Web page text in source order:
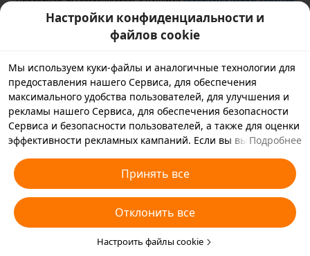
и подтверждаете, что прочитали нашу Политику
конфиденциальности
Настройки конфиденциальности и
файлов cookie
Мы используем куки-файлы и аналогичные технологии для
предоставления нашего Сервиса, для обеспечения
максимального удобства пользователей, для улучшения и
рекламы нашего Сервиса, для обеспечения безопасности
Сервиса и безопасности пользователей, а также для оценки
эффективности рекламных кампаний. Если вы выбираете
с которыми мы работаем, будем хранить куки-файлы и
использовать аналогичные технологии на вашем
устройстве в рекламных целях. Вы также можете выбрать
«Отклонить все», чтобы отклонить все необязательные
куки-файлы, или выбрать, какие типы куки-файлов
необходимо принять или отклонить. Для этого нажмите
Подробнее
Принять все
Отклонить все
Настроить файлы cookie